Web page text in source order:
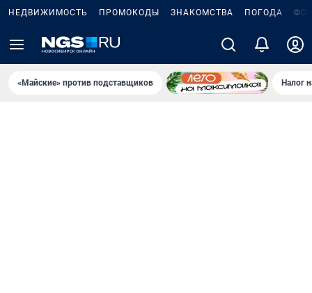
НЕДВИЖИМОСТЬ ПРОМОКОДЫ ЗНАКОМСТВА ПОГОДА
«Майские» против подставщиков Налог